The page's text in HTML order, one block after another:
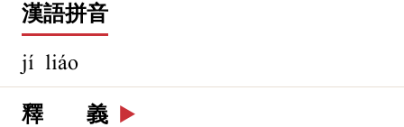
漢語拼音
jí liáo
釋 義 ▶️